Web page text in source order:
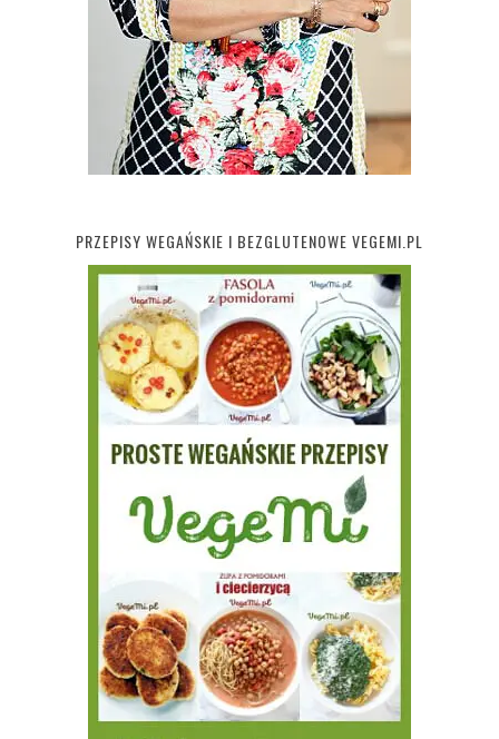
PRZEPISY WEGAŃSKIE I BEZGLUTENOWE VEGEMI.PL